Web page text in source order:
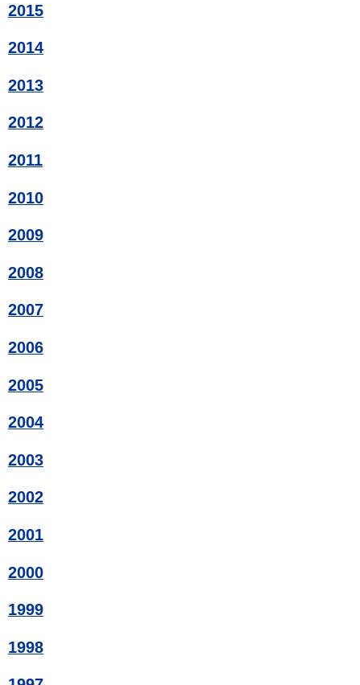
2015
2014
2013
2012
2011
2010
2009
2008
2007
2006
2005
2004
2003
2002
2001
2000
1999
1998